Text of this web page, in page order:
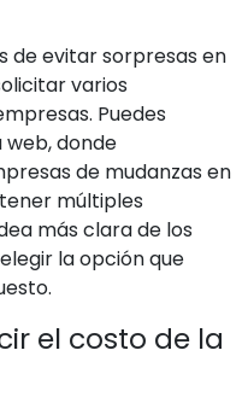
de evitar sorpresas en
varios
Puedes
donde
de mudanzas en
múltiples
más clara de los
la opción que
el costo de la